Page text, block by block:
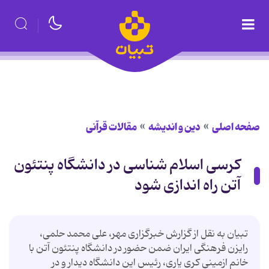
صفحه اصلی دین و اندیشه مقالات قرآنی
کرسی اسلام شناسی در دانشگاه پنتئون
آتن راه اندازی شود
تبیان به نقل از گزارش خبرگزاری مهر، علی محمد حلمی،
رایزن فرهنگی ایران ضمن حضور در دانشگاه پنتئون آتن با
خانم ازمینی کری یاری، رئیس این دانشگاه دیدار و در